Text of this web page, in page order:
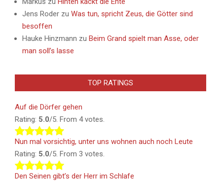
Jens Roder zu Was tun, spricht Zeus, die Götter sind
besoffen
Hauke Hinzmann zu Beim Grand spielt man Asse, oder
man soll’s lasse
TOP RATINGS
Auf die Dörfer gehen
Rating: 5.0/5. From 4 votes.
Nun mal vorsichtig, unter uns wohnen auch noch Leute
Rating: 5.0/5. From 3 votes.
Den Seinen gibt’s der Herr im Schlafe